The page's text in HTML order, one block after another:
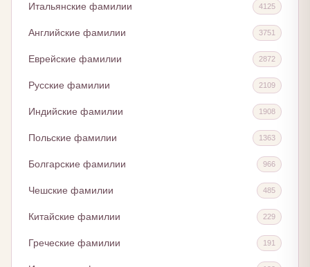
Итальянские фамилии 4125
Английские фамилии 3751
Еврейские фамилии 2872
Русские фамилии 2109
Индийские фамилии 1908
Польские фамилии 1363
Болгарские фамилии 966
Чешские фамилии 485
Китайские фамилии 229
Греческие фамилии 191